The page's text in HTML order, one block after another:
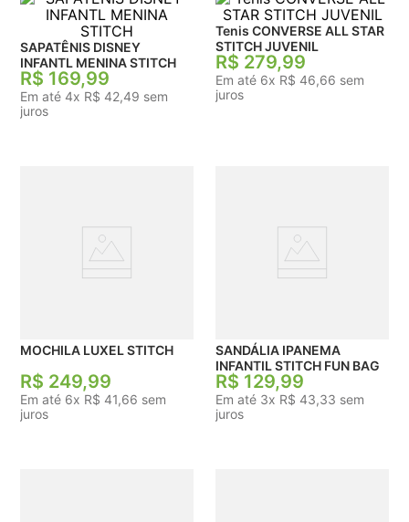
SAPATÊNIS DISNEY
INFANTL MENINA STITCH
R$ 169,99
Em até 4x R$ 42,49 sem
juros
Tenis CONVERSE ALL STAR
STITCH JUVENIL
R$ 279,99
Em até 6x R$ 46,66 sem
juros
MOCHILA LUXEL STITCH
R$ 249,99
Em até 6x R$ 41,66 sem
juros
SANDÁLIA IPANEMA
INFANTIL STITCH FUN BAG
R$ 129,99
Em até 3x R$ 43,33 sem
juros